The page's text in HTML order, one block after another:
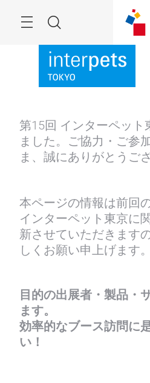
Search
第15回 インターペット
ました。ご協力・ご参
ま、誠にありがとうご
本ページの情報は前回
インターペット東京に
新させていただきます
しくお願い申上げます。
目的の出展者・製品・
ます。
効率的なブース訪問に
い！